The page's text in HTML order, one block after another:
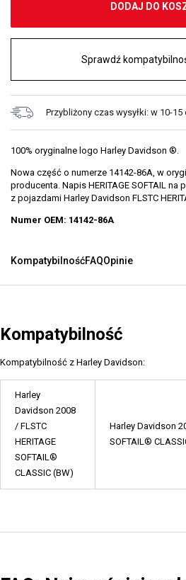
DODAJ DO
Sprawdź
Przybliżony czas wysyłki: w 10-
100% oryginalne logo Harley Davidson ®.
Nowa część o numerze 14142-86A, w
producenta. Napis HERITAGE SOFTAIL
z pojazdami Harley Davidson FLSTC
Numer OEM: 14142-86A
KompatybilnośćFAQOpinie
Kompatybilność
Kompatybilność z Harley Davidson:
Harley
Davidson 2008
/ FLSTC
HERITAGE
SOFTAIL®
CLASSIC (BW)
Harley Davidson
SOFTAIL®